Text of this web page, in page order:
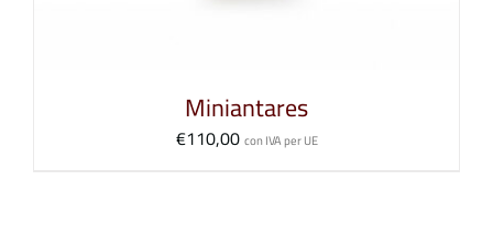
Miniantares
€110,00 con IVA per UE